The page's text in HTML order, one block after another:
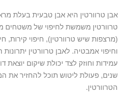
אבן טרוורטין היא אבן טבעית בעלת
טרוורטין משמשת לחיפוי של משטחים
(מרצפות שיש טרוורטין), חיפוי קירות,
וחיפוי אמבטיה. לאבן טרוורטין
עמידות וחוזק לצד יכולת שיקום יוצאת
שנים, פעולת ליטוש תוכל להחזיר את
הטרוורטין.